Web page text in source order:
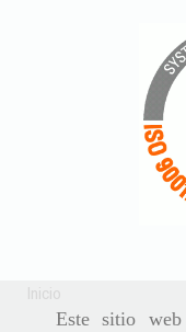
Este sitio
Inicio